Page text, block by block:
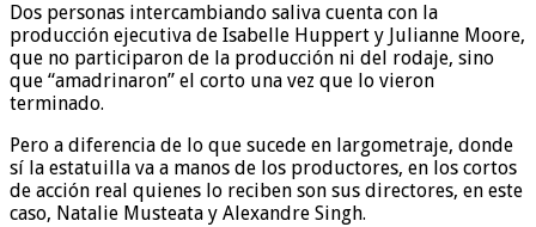
Dos personas intercambiando saliva cuenta con la
producción ejecutiva de Isabelle Huppert y Julianne Moore,
que no participaron de la producción ni del rodaje, sino
que “amadrinaron” el corto una vez que lo vieron
terminado.
Pero a diferencia de lo que sucede en largometraje, donde
sí la estatuilla va a manos de los productores, en los cortos
de acción real quienes lo reciben son sus directores, en este
caso, Natalie Musteata y Alexandre Singh.